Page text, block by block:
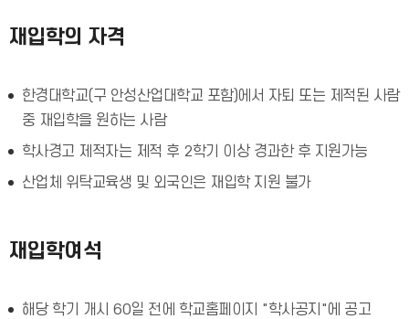
재입학의 자격
한경대학교(구 안성산업대학교 포함)에서 자퇴 또는 제적된 사람
중 재입학을 원하는 사람
학사경고 제적자는 제적 후 2학기 이상 경과한 후 지원가능
산업체 위탁교육생 및 외국인은 재입학 지원 불가
재입학여석
해당 학기 개시 60일 전에 학교홈페이지 "학사공지"에 공고